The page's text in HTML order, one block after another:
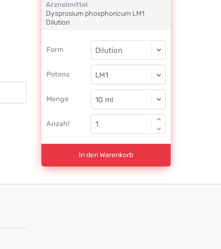
Arzneimittel
Dysprosium phosphoricum LM1
Dilution
Form
Form
Potenz
Dilution
LM1
Menge
Dilution
Anzahl
In den Warenkorb